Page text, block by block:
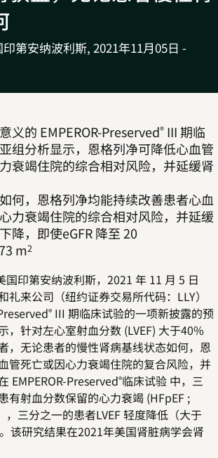
第安纳波利斯, 2021年11月05日 -
义的 EMPEROR-Preserved® III 期临
组分析显示，恩格列净可降低心血管
衰竭住院的综合相对风险，并延缓肾
何，恩格列净均能持续改善患者心血
力衰竭住院的综合相对风险，并延缓
降，即使eGFR 降至 20
m2
印第安纳波利斯，2021 年 11 月 5 日
来公司（纽约证券交易所代码：LLY）
® III 期临床试验的一项新披露的预
，针对左心室射血分数 (LVEF) 大于40%
，无论患者的慢性肾病基线状态如何，恩
管死亡或因心力衰竭住院的复合风险，并
EMPEROR-Preserved®临床试验 中，三
有射血分数保留的心力衰竭 (HFpEF ;
，三分之一的患者LVEF 轻度降低（大于
该研究结果在2021年美国肾脏病学会肾